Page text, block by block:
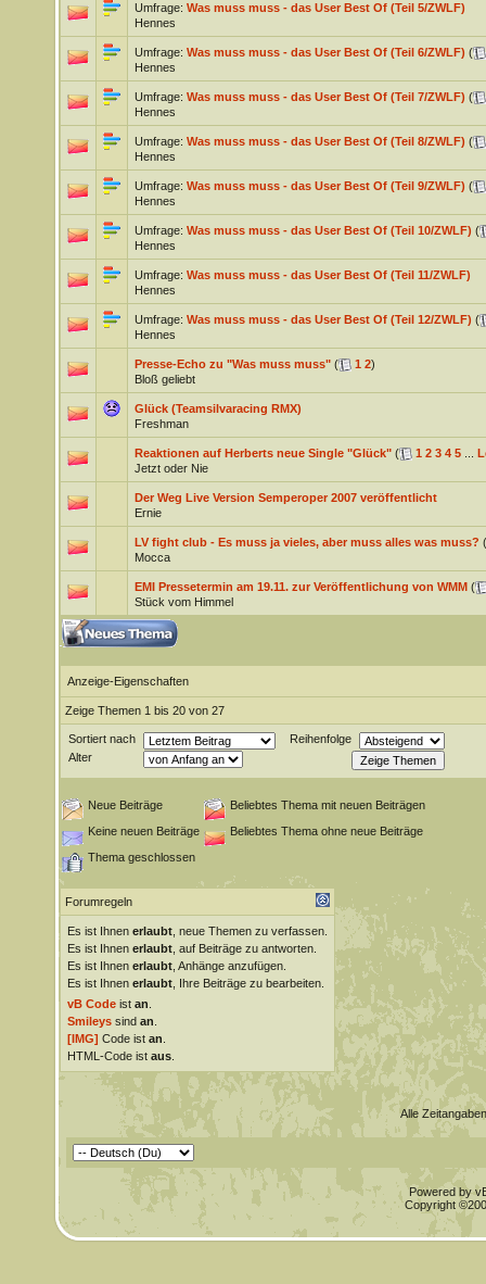
Umfrage: Was muss muss - das User Best Of (Teil 5/ZWLF)
Hennes
Umfrage: Was muss muss - das User Best Of (Teil 6/ZWLF) (
Hennes
Umfrage: Was muss muss - das User Best Of (Teil 7/ZWLF) (
Hennes
Umfrage: Was muss muss - das User Best Of (Teil 8/ZWLF) (
Hennes
Umfrage: Was muss muss - das User Best Of (Teil 9/ZWLF) (
Hennes
Umfrage: Was muss muss - das User Best Of (Teil 10/ZWLF) (
Hennes
Umfrage: Was muss muss - das User Best Of (Teil 11/ZWLF)
Hennes
Umfrage: Was muss muss - das User Best Of (Teil 12/ZWLF) (
Hennes
Presse-Echo zu "Was muss muss" ( 1 2)
Bloß geliebt
Glück (Teamsilvaracing RMX)
Freshman
Reaktionen auf Herberts neue Single "Glück" ( 1 2 3 4 5...
Jetzt oder Nie
Der Weg Live Version Semperoper 2007 veröffentlicht
Ernie
LV fight club - Es muss ja vieles, aber muss alles was muss? (
Mocca
EMI Pressetermin am 19.11. zur Veröffentlichung von WMM (
Stück vom Himmel
Anzeige-Eigenschaften
Zeige Themen 1 bis 20 von 27
Sortiert nach
Reihenfolge
Alter
Neue Beiträge
Beliebtes Thema mit neuen Beiträgen
Keine neuen Beiträge
Beliebtes Thema ohne neue Beiträge
Thema geschlossen
Forumregeln
Es ist Ihnen erlaubt, neue Themen zu verfassen.
Es ist Ihnen erlaubt, auf Beiträge zu antworten.
Es ist Ihnen erlaubt, Anhänge anzufügen.
Es ist Ihnen erlaubt, Ihre Beiträge zu bearbeiten.
vB Codeist an
Smileyssind an
[IMG] Code ist an
HTML-Code ist aus.
Alle
Powered by
Copyright